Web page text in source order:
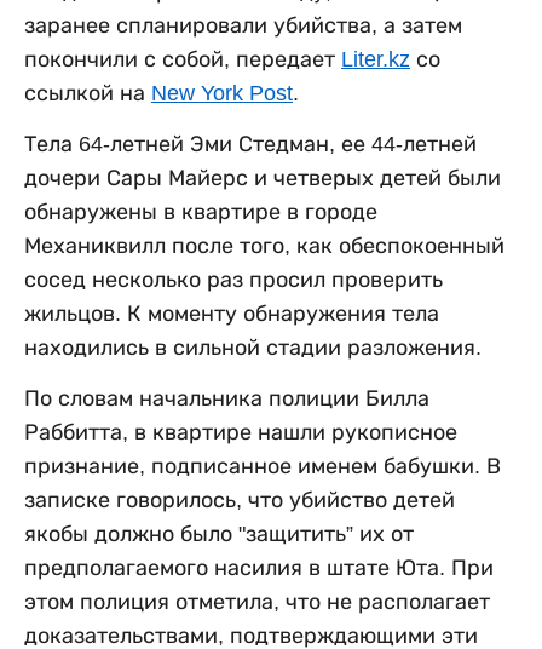
заранее спланировали убийства, а затем
покончили с собой, передает Liter.kz со
ссылкой на New York Post.
Тела 64-летней Эми Стедман, ее 44-летней
дочери Сары Майерс и четверых детей были
обнаружены в квартире в городе
Механиквилл после того, как обеспокоенный
сосед несколько раз просил проверить
жильцов. К моменту обнаружения тела
находились в сильной стадии разложения.
По словам начальника полиции Билла
Раббитта, в квартире нашли рукописное
признание, подписанное именем бабушки. В
записке говорилось, что убийство детей
якобы должно было "защитить” их от
предполагаемого насилия в штате Юта. При
этом полиция отметила, что не располагает
доказательствами, подтверждающими эти